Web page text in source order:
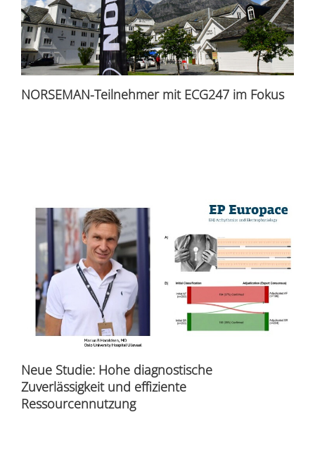
NORSEMAN-Teilnehmer mit ECG247 im Fokus
Neue Studie: Hohe diagnostische
Zuverlässigkeit und effiziente
Ressourcennutzung